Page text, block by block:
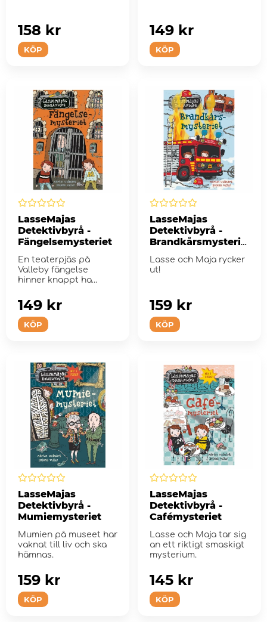
KÖP
158 kr
KÖP
149 kr
LasseMajas
Detektivbyrå -
Fängelsemysteriet
En teaterpjäs på
Valleby fängelse
hinner knappt ha
KÖP
149 kr
LasseMajas
Detektivbyrå -
Brandkårsmysterie
t
Lasse och Maja rycker
ut!
KÖP
159 kr
LasseMajas
Detektivbyrå -
Mumiemysteriet
Mumien på museet har
vaknat till liv och ska
hämnas.
KÖP
159 kr
LasseMajas
Detektivbyrå -
Cafémysteriet
Lasse och Maja tar sig
an ett riktigt smaskigt
mysterium.
KÖP
145 kr